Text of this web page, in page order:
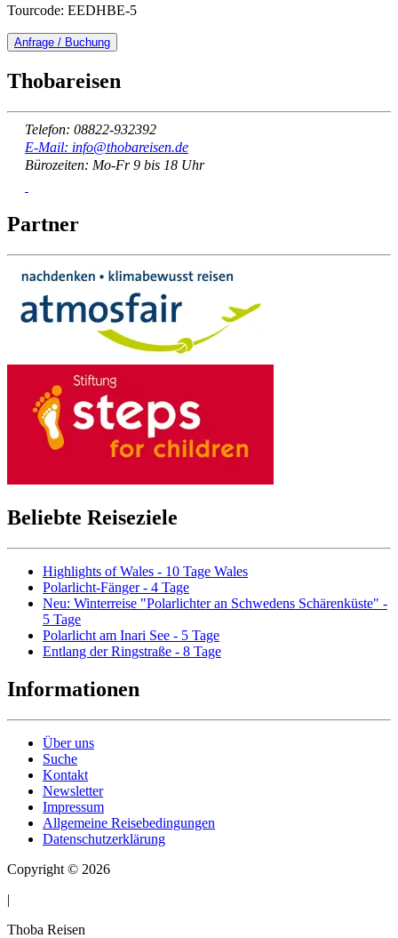
Tourcode: EEDHBE-5
Anfrage / Buchung
Thobareisen
Telefon: 08822-932392
E-Mail: info@thobareisen.de
Bürozeiten: Mo-Fr 9 bis 18 Uhr
Partner
Beliebte Reiseziele
Highlights of Wales - 10 Tage Wales
Polarlicht-Fänger - 4 Tage
Neu: Winterreise "Polarlichter an Schwedens Schärenküste" -
5 Tage
Polarlicht am Inari See - 5 Tage
Entlang der Ringstraße - 8 Tage
Informationen
Über uns
Suche
Kontakt
Newsletter
Impressum
Allgemeine Reisebedingungen
Datenschutzerklärung
Copyright © 2026
|
Thoba Reisen